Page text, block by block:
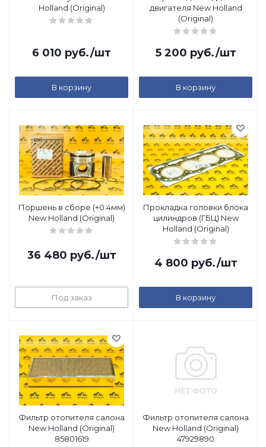
Holland (Original)
6 010 руб./шт
В корзину
двигателя New Holland
(Original)
5 200 руб./шт
В корзину
Поршень в сборе (+0.4мм)
New Holland (Original)
36 480 руб./шт
Под заказ
Прокладка головки блока
цилиндров (ГБЦ) New
Holland (Original)
4 800 руб./шт
В корзину
Фильтр отопителя салона
New Holland (Original)
85801619
Фильтр отопителя салона
New Holland (Original)
47929890